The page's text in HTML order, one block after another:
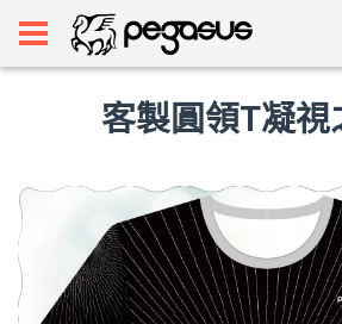
客製圓領T凝視